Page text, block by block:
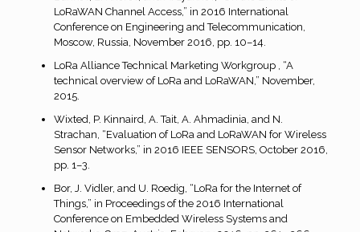
LoRaWAN Channel Access,” in 2016 International
Conference on Engineering and Telecommunication,
Moscow, Russia, November 2016, pp. 10–14.
LoRa Alliance Technical Marketing Workgroup , “A
technical overview of LoRa and LoRaWAN,” November,
2015.
Wixted, P. Kinnaird, A. Tait, A. Ahmadinia, and N.
Strachan, “Evaluation of LoRa and LoRaWAN for Wireless
Sensor Networks,” in 2016 IEEE SENSORS, October 2016,
pp. 1–3.
Bor, J. Vidler, and U. Roedig, “LoRa for the Internet of
Things,” in Proceedings of the 2016 International
Conference on Embedded Wireless Systems and